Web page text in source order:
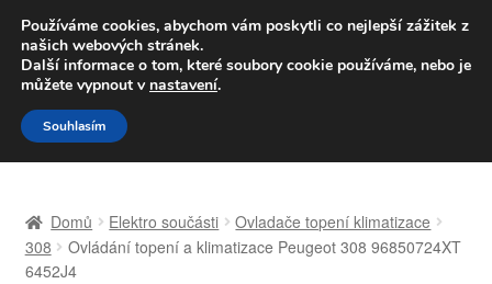
DOPRAVA od 139,-Kč
Volejte po-pá 9-16 704 494 494
Přeskočit
na
navigaci
Přejít
k
obsahu
Celosvětová doprava
Domů Elektro součásti
Ovladače topení klimatizace
308
Ovládání topení a klimatizace Peugeot 308 96850724XT
6452J4
Používáme cookies, abychom vám poskytli co nejlepší zážitek z
našich webových stránek.
Další informace o tom, které soubory cookie používáme, nebo je
můžete vypnout v nastavení.
Souhlasím